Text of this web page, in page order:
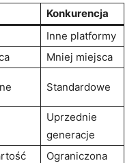
Konkurencja
Inne platformy
Mniej miejsca
Standardowe
Uprzednie
generacje
Ograniczona